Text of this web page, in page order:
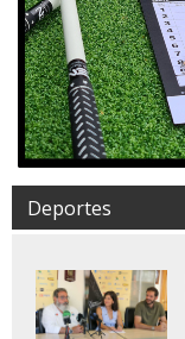
Deportes